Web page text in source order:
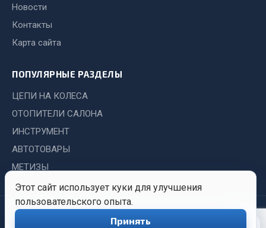
Рулевое управление
Тормозная система
Весь раздел
Запчасти HOWO
Тормозная система
Система питания
Система выпуска газа
Этот сайт использует куки для улучшения
пользовательского опыта.
Принять
Новости
Контакты
Карта сайта
ПОПУЛЯРНЫЕ РАЗДЕЛЫ
ЦЕПИ НА КОЛЕСА
ОТОПИТЕЛИ САЛОНА
ИНСТРУМЕНТ
АВТОТОВАРЫ
МЕТИЗЫ
© 2026 Иркутский Центр Политика
конфиденциальности
Обработка